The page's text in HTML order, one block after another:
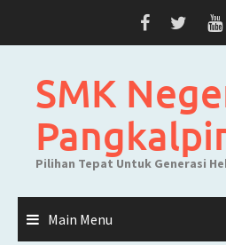
SMK
Pilihan Tepat Untuk Generasi
Main Menu